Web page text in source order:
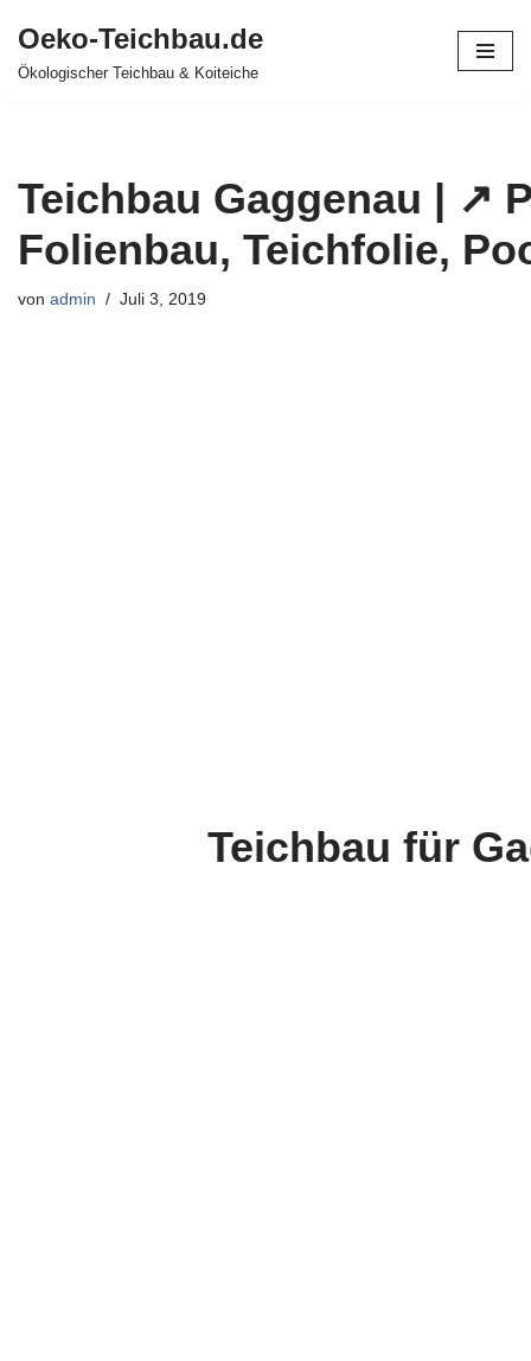
Zum
Oeko-Teichbau.de
Ökologischer Teichbau & Koiteiche
Teichbau Gaggenau | ↗️
Folienbau, Teichfolie,
von admin Juli 3, 2019
Teichbau für